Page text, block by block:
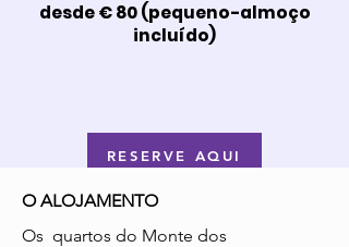
desde € 80 (pequeno-almoço
incluído)
RESERVE AQUI
O ALOJAMENTO
Os quartos do Monte dos